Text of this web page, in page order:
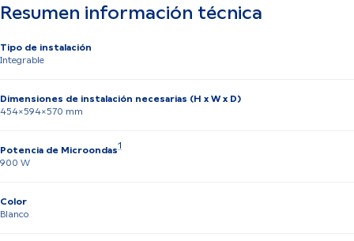
Resumen información técnica
Tipo de instalación
Integrable
Dimensiones de instalación necesarias (H x W x D)
454x594x570 mm
Potencia de MicroondasNota 1: Tecnología inteligente Inverter: La potencia
1
900 W
Color
Blanco